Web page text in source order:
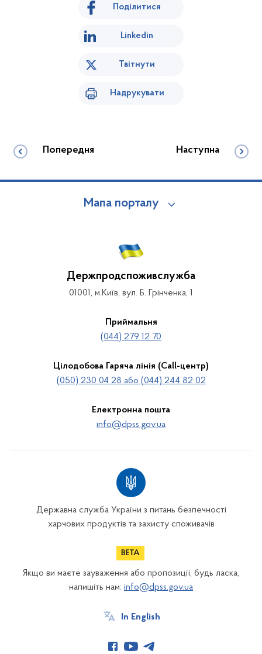
Поділитися
Linkedin
Твітнути
Надрукувати
Попередня Наступна
Мапа порталу
Держпродспоживслужба
01001, м.Київ, вул. Б. Грінченка, 1
Приймальня
(044) 279 12 70
Цілодобова Гаряча лінія (Call-центр)
(050) 230 04 28 або (044) 244 82 02
Електронна пошта
info@dpss.gov.ua
Державна служба України з питань безпечності
харчових продуктів та захисту споживачів
Якщо ви маєте зауваження або пропозиції, будь ласка,
напишіть нам: info@dpss.gov.ua
In English